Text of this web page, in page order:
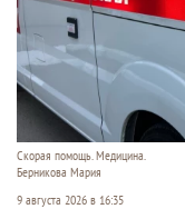
Скорая помощь. Медицина.
Берникова Мария
9 августа 2026 в 16:35